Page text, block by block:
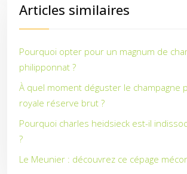
Articles similaires
Pourquoi opter pour un magnum de
philipponnat ?
À quel moment déguster le champagne
royale réserve brut ?
Pourquoi charles heidsieck est-il
?
Le Meunier : découvrez ce cépage